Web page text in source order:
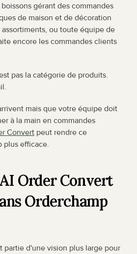
gérant des commandes
de maison et de décoration
ou toute équipe de
encore les commandes clients
pas la catégorie de produits.
mais que votre équipe doit
à la main en commandes
Convert peut rendre ce
plus efficace.
Order Convert
Orderchamp
partie d'une vision plus large pour